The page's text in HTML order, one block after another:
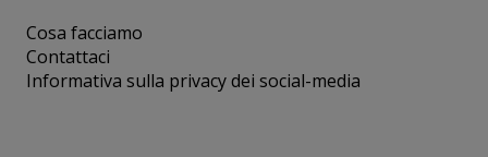
Cosa facciamo
Contattaci
Informativa sulla privacy dei social-media